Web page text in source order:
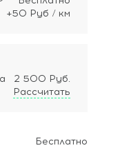
+50 Руб / км
2 500 Руб.
Рассчитать
Бесплатно